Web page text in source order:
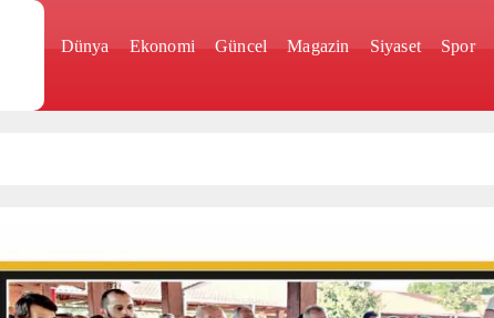
Dünya Ekonomi Güncel Magazin Siyaset Spor